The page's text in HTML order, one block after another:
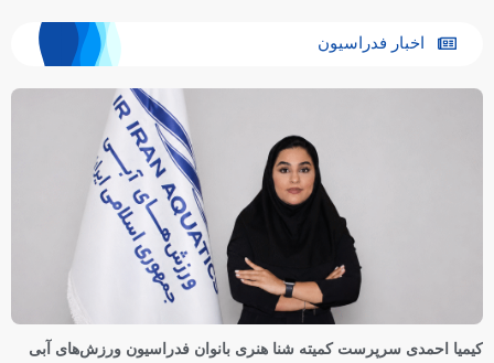
اخبار فدراسیون
کیمیا احمدی سرپرست کمیته شنا هنری بانوان فدراسیون ورزش‌های آبی